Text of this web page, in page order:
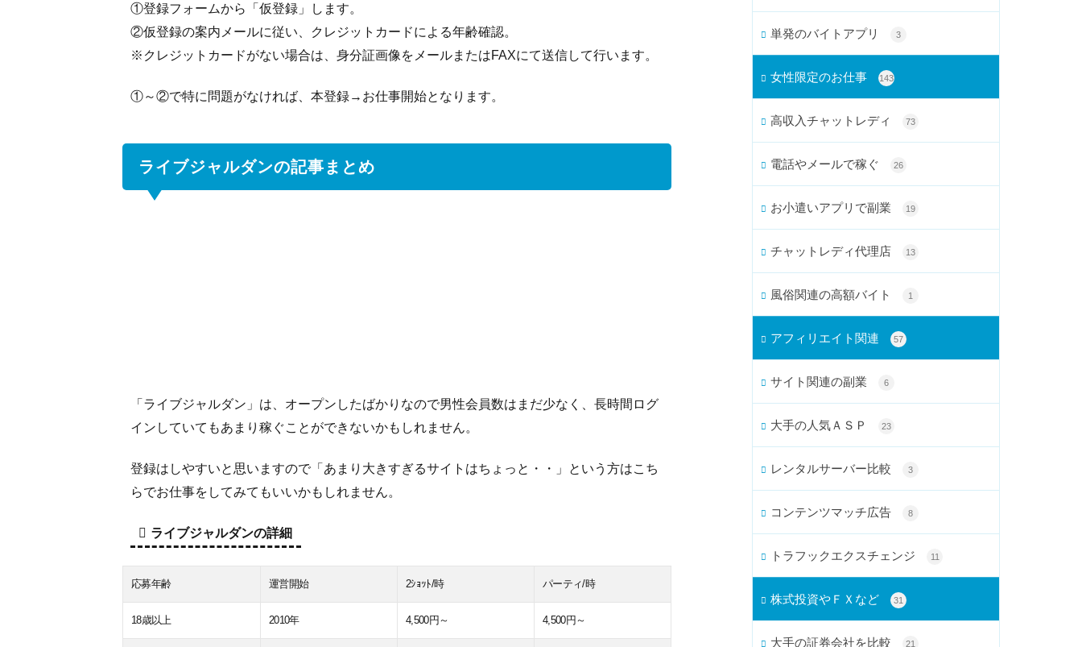
①登録フォームから「仮登録」します。
②仮登録の案内メールに従い、クレジットカードによる年齢確認。
※クレジットカードがない場合は、身分証画像をメールまたはFAXにて送信して行います。
①～②で特に問題がなければ、本登録→お仕事開始となります。
ライブジャルダンの記事まとめ
「ライブジャルダン」は、オープンしたばかりなので男性会員数はまだ少なく、長時間ログ
インしていてもあまり稼ぐことができないかもしれません。
登録はしやすいと思いますので「あまり大きすぎるサイトはちょっと・・」という方はこち
らでお仕事をしてみてもいいかもしれません。
ライブジャルダンの詳細
応募年齢 運営開始 2ｼｮｯﾄ/時 パーティ/時
18歳以上 2010年 4,500円～ 4,500円～
単発のバイトアプリ 3
女性限定のお仕事 143
高収入チャットレディ 73
電話やメールで稼ぐ 26
お小遣いアプリで副業 19
チャットレディ代理店 13
風俗関連の高額バイト 1
アフィリエイト関連 57
サイト関連の副業 6
大手の人気ＡＳＰ 23
レンタルサーバー比較 3
コンテンツマッチ広告 8
トラフックエクスチェンジ 11
株式投資やＦＸなど 31
大手の証券会社を比較 21